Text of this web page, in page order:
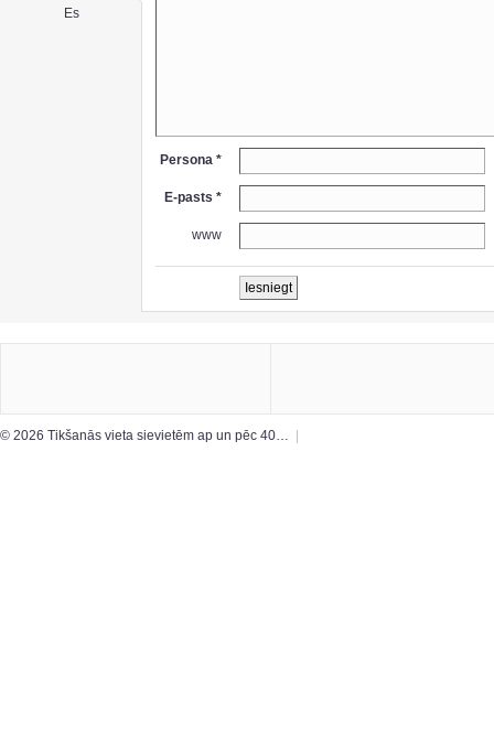
Es
Persona *
E-pasts *
www
© 2026 Tikšanās vieta sievietēm ap un pēc 40… |